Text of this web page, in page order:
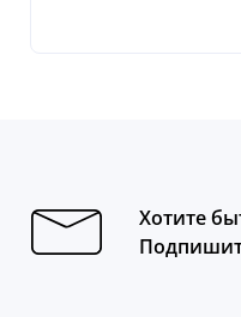
Хотите